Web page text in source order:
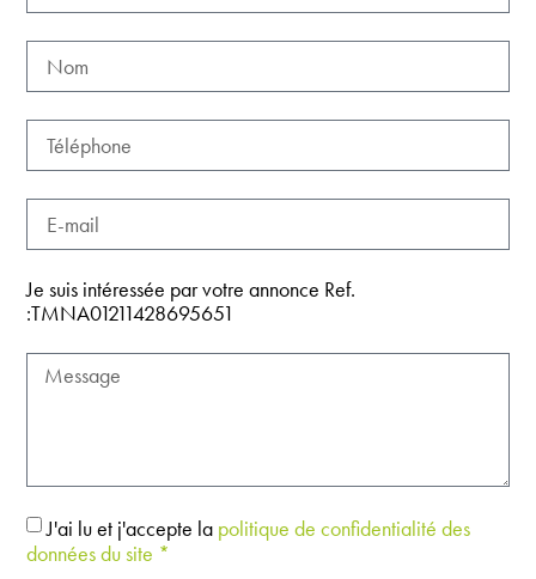
Je suis intéressée par votre annonce Ref.
:TMNA01211428695651
J'ai lu et j'accepte la politique de confidentialité des
données du site *